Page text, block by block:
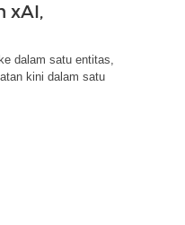
xAI,
dalam satu entitas,
kini dalam satu